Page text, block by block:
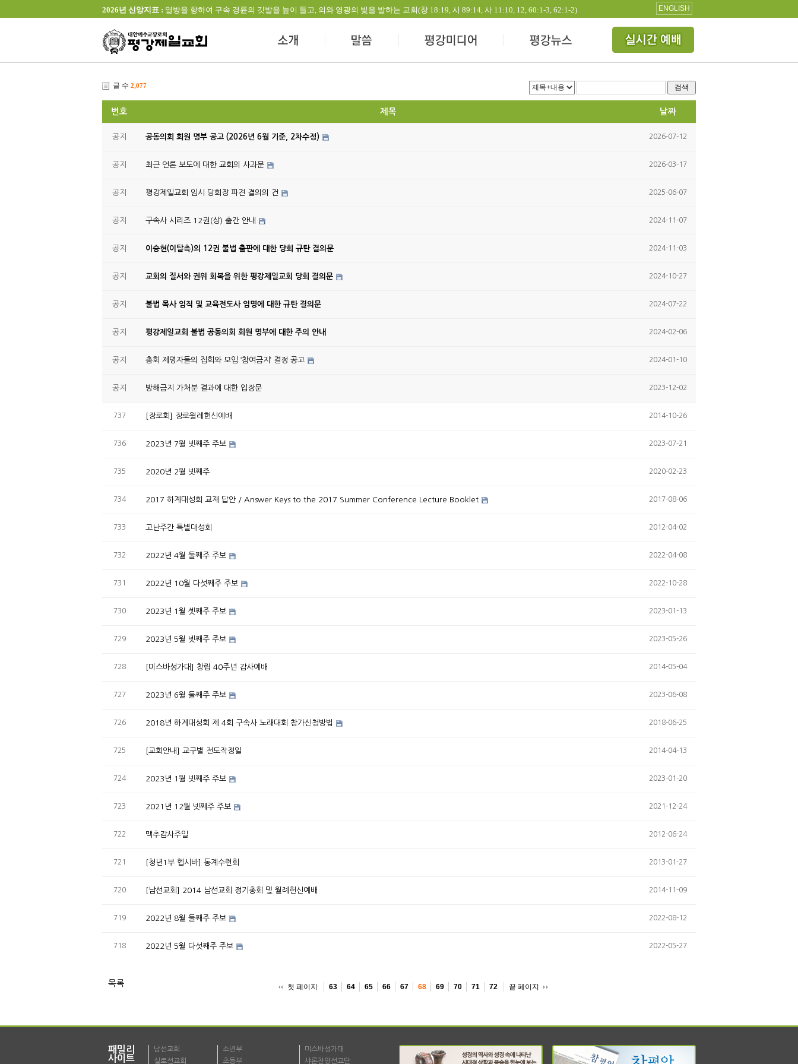
2026년 신앙지표 : 열방을 향하여 구속 경륜의 깃발을 높이 들고, 의와 영광의 빛을 발하는 교회(창 18:19, 시 89:14, 사 11:10, 12, 60:1-3, 62:1-2) ENGLISH
글 수 2,077 검색
번호 제목 날짜
공지 공동의회 회원 명부 공고 (2026년 6월 기준, 2차수정) 2026-07-12
공지 최근 언론 보도에 대한 교회의 사과문 2026-03-17
공지 평강제일교회 임시 당회장 파견 결의의 건 2025-06-07
공지 구속사 시리즈 12권(상) 출간 안내 2024-11-07
공지 이승현(이탈측)의 12권 불법 출판에 대한 당회 규탄 결의문 2024-11-03
공지 교회의 질서와 권위 회복을 위한 평강제일교회 당회 결의문 2024-10-27
공지 불법 목사 임직 및 교육전도사 임명에 대한 규탄 결의문 2024-07-22
공지 평강제일교회 불법 공동의회 회원 명부에 대한 주의 안내 2024-02-06
공지 총회 제명자들의 집회와 모임 ‘참여금지’ 결정 공고 2024-01-10
공지 방해금지 가처분 결과에 대한 입장문 2023-12-02
737 [장로회] 장로월례헌신예배 2014-10-26
736 2023년 7월 넷째주 주보 2023-07-21
735 2020년 2월 넷째주 2020-02-23
734 2017 하계대성회 교재 답안 / Answer Keys to the 2017 Summer Conference Lecture Booklet 2017-08-06
733 고난주간 특별대성회 2012-04-02
732 2022년 4월 둘째주 주보 2022-04-08
731 2022년 10월 다섯째주 주보 2022-10-28
730 2023년 1월 셋째주 주보 2023-01-13
729 2023년 5월 넷째주 주보 2023-05-26
728 [미스바성가대] 창립 40주년 감사예배 2014-05-04
727 2023년 6월 둘째주 주보 2023-06-08
726 2018년 하계대성회 제 4회 구속사 노래대회 참가신청방법 2018-06-25
725 [교회안내] 교구별 전도작정일 2014-04-13
724 2023년 1월 넷째주 주보 2023-01-20
723 2021년 12월 넷째주 주보 2021-12-24
722 맥추감사주일 2012-06-24
721 [청년1부 헵시바] 동계수련회 2013-01-27
720 [남선교회] 2014 남선교회 정기총회 및 월례헌신예배 2014-11-09
719 2022년 8월 둘째주 주보 2022-08-12
718 2022년 5월 다섯째주 주보 2022-05-27
목록 첫 페이지 63 64 65 66 67 68 69 70 71 72 끝 페이지
패밀리
사이트
남선교회
실로선교회
소년부
초등부
미스바성가대
샤론찬양선교단